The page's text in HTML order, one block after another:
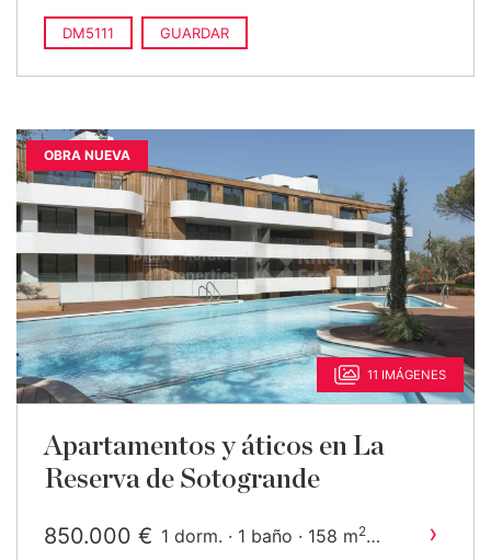
DM5111 GUARDAR
OBRA NUEVA
11 IMÁGENES
Apartamentos y áticos en La
Reserva de Sotogrande
850.000 € 1 dorm. · 1 baño · 158 m2 ›